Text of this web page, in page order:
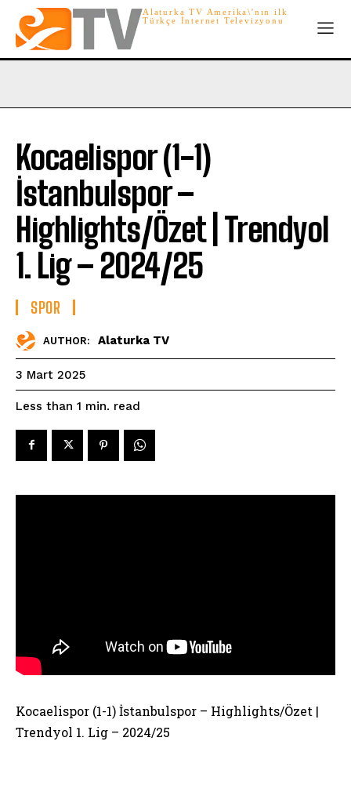
Alaturka TV Amerika\'nın ilk
Türkçe İnternet Televizyonu
Kocaelispor (1-1)
İstanbulspor –
Highlights/Özet | Trendyol
1. Lig – 2024/25
SPOR
AUTHOR: Alaturka TV
3 Mart 2025
Less than 1 min. read
Kocaelispor (1-1) İstanbulspor – Highlights/Özet |
Trendyol 1. Lig – 2024/25